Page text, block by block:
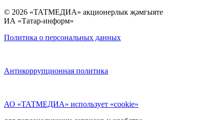
© 2026 «ТАТМЕДИА» акционерлык җәмгыяте
ИА «Татар-информ»
Политика о персональных данных
Антикоррупционная политика
АО «ТАТМЕДИА» использует «cookie»